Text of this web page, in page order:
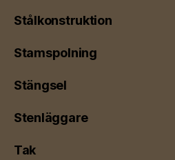
Stålkonstruktion
Stamspolning
Stängsel
Stenläggare
Tak